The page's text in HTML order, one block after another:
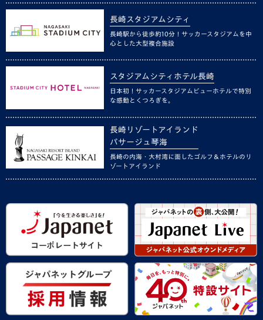
長崎スタジアムシティ
長崎駅から徒歩約10分！サッカースタジアムを中
心とした大型複合施設
スタジアムシティホテル長崎
日本初！サッカースタジアムビューホテルで特別
な感動とくつろぎを。
長崎リゾートアイランド
パサージュ琴海
長崎の内海・大村湾に面したゴルフ＆ホテルのリ
ゾートアイランド